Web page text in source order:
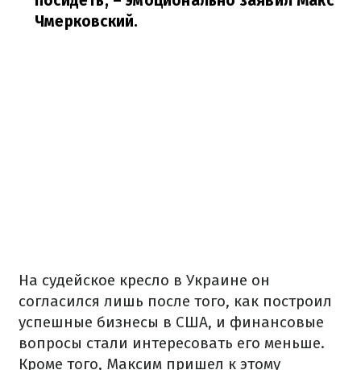
Чмерковский.
На судейское кресло в Украине он
согласился лишь после того, как построил
успешные бизнесы в США, и финансовые
вопросы стали интересовать его меньше.
Кроме того, Максим пришел к этому